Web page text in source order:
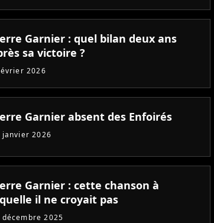
Garnier : quel bilan deux ans
sa victoire ?
2026
Garnier absent des Enfoirés
janvier 2026
Garnier : cette chanson à
il ne croyait pas
décembre 2025